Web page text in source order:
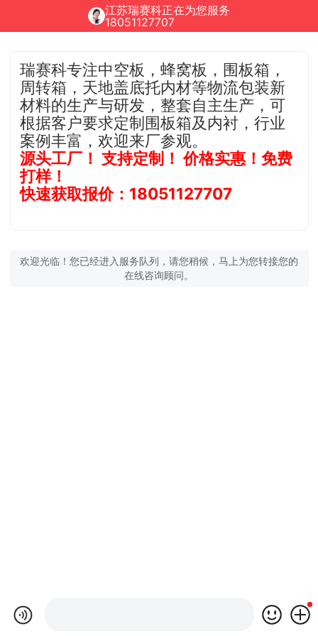
江苏瑞赛科正在为您服务
18051127707
瑞赛科专注中空板，蜂窝板，围板箱，
周转箱，天地盖底托内材等物流包装新
材料的生产与研发，整套自主生产，可
根据客户要求定制围板箱及内衬，行业
案例丰富，欢迎来厂参观。
源头工厂！ 支持定制！ 价格实惠！免费
打样！
快速获取报价：18051127707
欢迎光临！您已经进入服务队列，请您稍候，马上为您转接您的
在线咨询顾问。